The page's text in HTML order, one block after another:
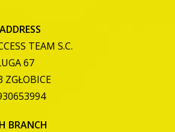
TEAM S.C.
67
ZGŁOBICE
BRANCH